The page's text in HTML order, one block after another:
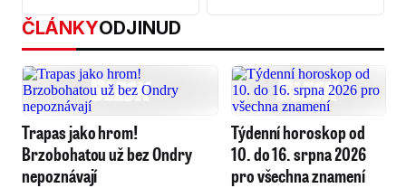
ČLÁNKYODJINUD
Trapas jako hrom!
Brzobohatou už bez Ondry
nepoznávají
Týdenní horoskop od
10. do 16. srpna 2026
pro všechna znamení